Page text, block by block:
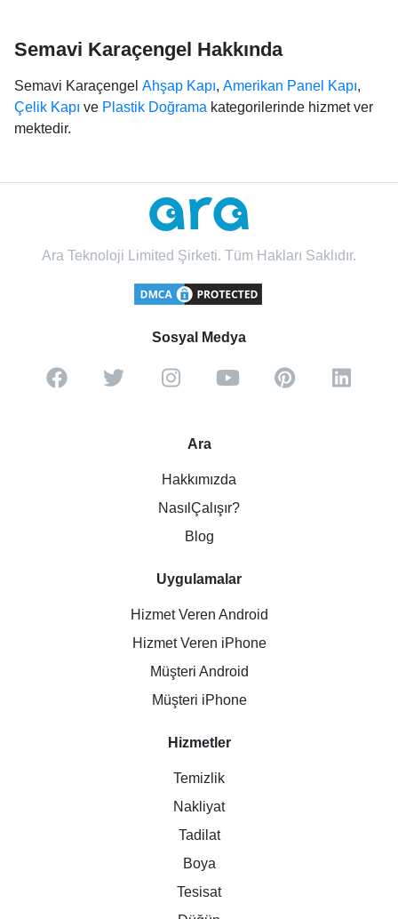
Semavi Karaçengel Hakkında
Semavi Karaçengel Ahşap Kapı, Amerikan Panel Kapı,
Çelik Kapı ve Plastik Doğrama kategorilerinde hizmet ver
mektedir.
Ara Teknoloji Limited Şirketi. Tüm Hakları Saklıdır.
Sosyal Medya
Ara
Hakkımızda
NasılÇalışır?
Blog
Uygulamalar
Hizmet Veren Android
Hizmet Veren iPhone
Müşteri Android
Müşteri iPhone
Hizmetler
Temizlik
Nakliyat
Tadilat
Boya
Tesisat